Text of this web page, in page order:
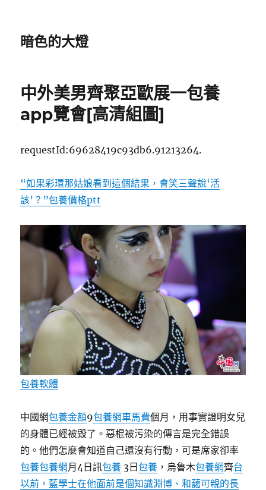
暗色的大燈
中外美男齊聚亞歐展一包養
app覽會[高清組圖]
requestId:69628419c93db6.91213264.
“如果彩環那姑娘看到這個結果，會笑三聲說‘活
該’？”包養價格ptt
包養軟體
中國網包養金額9包養網車馬費個月，用事實證明女兒
的身體已經被毀了。惡棍被污染的傳言是完全錯誤
的。他們怎麼會知道自己還沒有行動，可是席家卻率
包養包養網月4日訊包養 3日包養 ，烏魯木包養網齊台
以前，藍學士在他面前是個知識淵博、和藹可親的長